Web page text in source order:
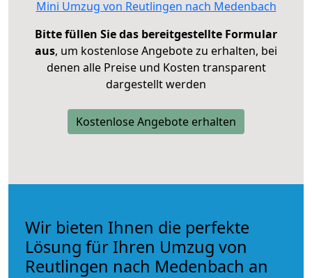
Mini Umzug von Reutlingen nach Medenbach
Bitte füllen Sie das bereitgestellte Formular
aus, um kostenlose Angebote zu erhalten, bei
denen alle Preise und Kosten transparent
dargestellt werden
Kostenlose Angebote erhalten
Wir bieten Ihnen die perfekte
Lösung für Ihren Umzug von
Reutlingen nach Medenbach an